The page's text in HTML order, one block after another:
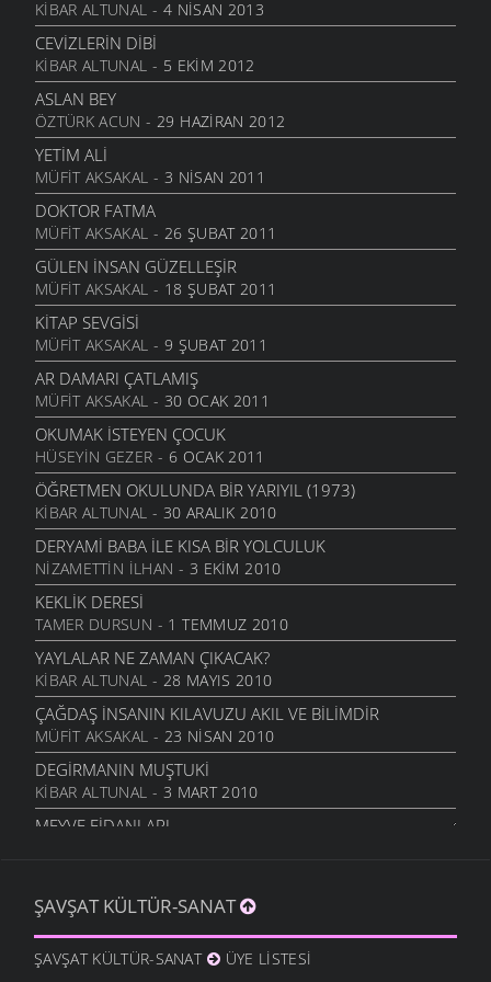
30 EYLÜL 2004
BİR KÜÇÜK HİKAYE
22 EYLÜL 2004
ÇOCUKLAR AĞLADILAR
ŞIIRLER- 3 EYLÜL 2006
SEVEMEM
ŞIIRLER - 13 HAZIRAN 2006
DÖNELIM
ŞIIRLER- 13 HAZIRAN 2006
İKI ÇIPLAK
ŞIIRLER- 13 HAZIRAN 2006
ANLAYAMADIM
ŞIIRLER - 13 HAZIRAN 2006
TEZAT
ŞIIRLER- 13 HAZIRAN 2006
ÇEKERIZ
ŞIIRLER - 2 HAZIRAN 2006
GURBET
ŞIIRLER- 25 MAYIS 2006
YOKSULLUK
ŞIIRLER- 24 MAYIS 2006
MEMLEKET HASRETI
ŞIIRLER - 24 MAYIS 2006
UMUT TRENI
ŞIIRLER - 16 MAYIS 2006
GÖÇSEL SÖYLEŞI
ŞIIRLER - 16 MAYIS 2006
MOR DÜŞLER
ŞIIRLER- 16 MAYIS 2006
BİR KADEH ŞARABA GİBİ
ŞIIRLER - 13 MAYIS 2006
SENI SEVMEKTEN KORKMUYORUM
ŞIIRLER - 5 MAYIS 2006
BIR DIYARDAYIZ
ŞIIRLER- 5 MAYIS 2006
DEDİM DEDİLER
KIBAR ALTUNAL - 4 NISAN 2013
CEVIZLERIN DIBI
KIBAR ALTUNAL - 5 EKIM 2012
ASLAN BEY
ÖZTÜRK ACUN - 29 HAZIRAN 2012
YETIM ALI
MÜFIT AKSAKAL - 3 NISAN 2011
DOKTOR FATMA
MÜFIT AKSAKAL - 26 ŞUBAT 2011
GÜLEN İNSAN GÜZELLEŞIR
MÜFIT AKSAKAL - 18 ŞUBAT 2011
KITAP SEVGISI
MÜFIT AKSAKAL - 9 ŞUBAT 2011
AR DAMARI ÇATLAMIŞ
MÜFIT AKSAKAL - 30 OCAK 2011
OKUMAK İSTEYEN ÇOCUK
HÜSEYIN GEZER - 6 OCAK 2011
ÖĞRETMEN OKULUNDA BIR YARIYIL (1973)
KIBAR ALTUNAL - 30 ARALIK 2010
DERYAMI BABA İLE KISA BIR YOLCULUK
NIZAMETTIN İLHAN - 3 EKIM 2010
KEKLIK DERESI
TAMER DURSUN - 1 TEMMUZ 2010
YAYLALAR NE ZAMAN ÇIKACAK?
KIBAR ALTUNAL - 28 MAYIS 2010
ÇAĞDAŞ İNSANIN KILAVUZU AKIL VE BILIMDIR
MÜFIT AKSAKAL - 23 NISAN 2010
DEGIRMANIN MUŞTUKI
KIBAR ALTUNAL - 3 MART 2010
MEYVE FIDANLARI
ŞAVŞAT.COM- 11 OCAK 2010
ZAMAN KIRALIKMIŞ MEĞER
İSMET ACI- 9 OCAK 2010
ŞAVŞAT KÜLTÜR-SANAT
ŞAVŞAT KÜLTÜR-SANAT ÜYE LISTESI